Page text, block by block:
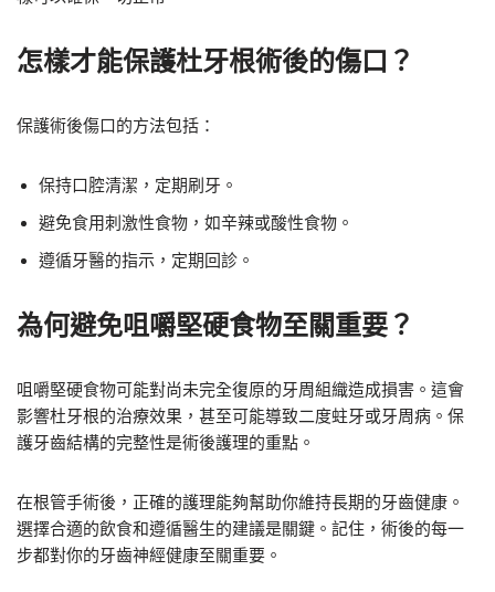
怎樣才能保護杜牙根術後的傷口？
保護術後傷口的方法包括：
保持口腔清潔，定期刷牙。
避免食用刺激性食物，如辛辣或酸性食物。
遵循牙醫的指示，定期回診。
為何避免咀嚼堅硬食物至關重要？
咀嚼堅硬食物可能對尚未完全復原的牙周組織造成損害。這會
影響杜牙根的治療效果，甚至可能導致二度蛀牙或牙周病。保
護牙齒結構的完整性是術後護理的重點。
在根管手術後，正確的護理能夠幫助你維持長期的牙齒健康。
選擇合適的飲食和遵循醫生的建議是關鍵。記住，術後的每一
步都對你的牙齒神經健康至關重要。